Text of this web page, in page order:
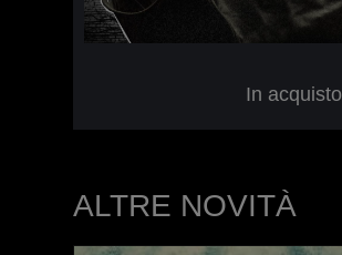
In acquisto
ALTRE NOVITÀ